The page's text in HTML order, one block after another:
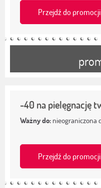
Przejdź do promocji
-40 na pielęgnację
Ważny do: nieograniczona
Przejdź do promocji